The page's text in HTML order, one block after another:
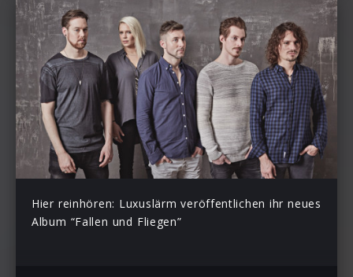
Hier reinhören: Luxuslärm veröffentlichen ihr neues
Album “Fallen und Fliegen”